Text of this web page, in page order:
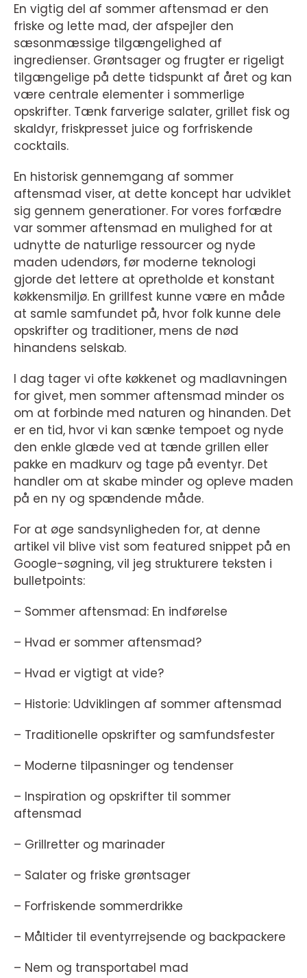
En vigtig del af sommer aftensmad er den
friske og lette mad, der afspejler den
sæsonmæssige tilgængelighed af
ingredienser. Grøntsager og frugter er rigeligt
tilgængelige på dette tidspunkt af året og kan
være centrale elementer i sommerlige
opskrifter. Tænk farverige salater, grillet fisk og
skaldyr, friskpresset juice og forfriskende
cocktails.
En historisk gennemgang af sommer
aftensmad viser, at dette koncept har udviklet
sig gennem generationer. For vores forfædre
var sommer aftensmad en mulighed for at
udnytte de naturlige ressourcer og nyde
maden udendørs, før moderne teknologi
gjorde det lettere at opretholde et konstant
køkkensmiljø. En grillfest kunne være en måde
at samle samfundet på, hvor folk kunne dele
opskrifter og traditioner, mens de nød
hinandens selskab.
I dag tager vi ofte køkkenet og madlavningen
for givet, men sommer aftensmad minder os
om at forbinde med naturen og hinanden. Det
er en tid, hvor vi kan sænke tempoet og nyde
den enkle glæde ved at tænde grillen eller
pakke en madkurv og tage på eventyr. Det
handler om at skabe minder og opleve maden
på en ny og spændende måde.
For at øge sandsynligheden for, at denne
artikel vil blive vist som featured snippet på en
Google-søgning, vil jeg strukturere teksten i
bulletpoints:
– Sommer aftensmad: En indførelse
– Hvad er sommer aftensmad?
– Hvad er vigtigt at vide?
– Historie: Udviklingen af sommer aftensmad
– Traditionelle opskrifter og samfundsfester
– Moderne tilpasninger og tendenser
– Inspiration og opskrifter til sommer
aftensmad
– Grillretter og marinader
– Salater og friske grøntsager
– Forfriskende sommerdrikke
– Måltider til eventyrrejsende og backpackere
– Nem og transportabel mad